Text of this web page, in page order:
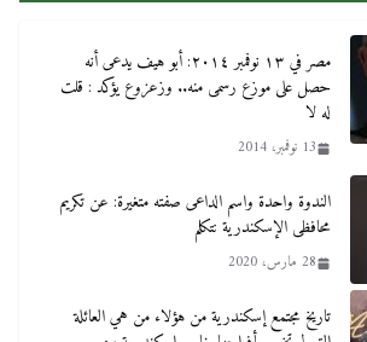
مصر في ١٣ نوفمبر ٢٠١٤: أبو هيف يدعى أنه
حصل على موزع رسمى منه.. وزعزوع يؤكد : قلت
له لا
13 نوفمبر، 2014
الندوة واحدة واسم الداعى صفته متغيرة: عن تكريم
محافظى الإسكندرية نتكلم
28 مارس، 2020
تاريخ مجتمع إسكندرية من هؤلاء من هي العائلة